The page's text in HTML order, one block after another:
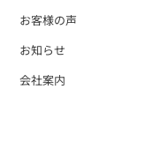
お客様の声
お知らせ
会社案内